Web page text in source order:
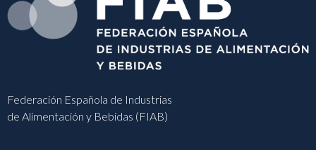
Federación Española de Industrias
de Alimentación y Bebidas (FIAB)